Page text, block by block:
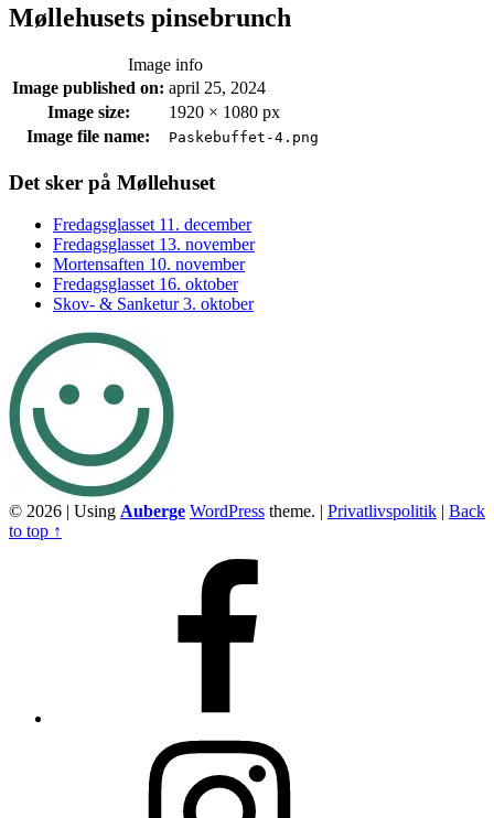
Møllehusets pinsebrunch
Image info
Image published on: april 25, 2024
Image size:
1920 × 1080 px
Image file name:
Paskebuffet-4.png
Footer
sidebar
Det sker på Møllehuset
Fredagsglasset 11. december
Fredagsglasset 13. november
Mortensaften 10. november
Fredagsglasset 16. oktober
Skov- & Sanketur 3. oktober
© 2026 | Using Auberge WordPress theme. | Privatlivspolitik | Back
to top ↑